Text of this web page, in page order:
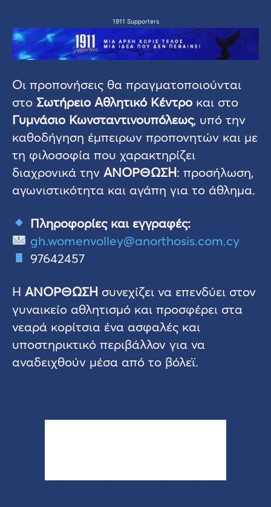
1911 Supporters
Οι προπονήσεις θα πραγματοποιούνται
στο Σωτήρειο Αθλητικό Κέντρο και στο
Γυμνάσιο Κωνσταντινουπόλεως, υπό την
καθοδήγηση έμπειρων προπονητών και με
τη φιλοσοφία που χαρακτηρίζει
διαχρονικά την ΑΝΟΡΘΩΣΗ: προσήλωση,
αγωνιστικότητα και αγάπη για το άθλημα.
Πληροφορίες και εγγραφές:
gh.womenvolley@anorthosis.com.cy
97642457
Η ΑΝΟΡΘΩΣΗ συνεχίζει να επενδύει στον
γυναικείο αθλητισμό και προσφέρει στα
νεαρά κορίτσια ένα ασφαλές και
υποστηρικτικό περιβάλλον για να
αναδειχθούν μέσα από το βόλεϊ.